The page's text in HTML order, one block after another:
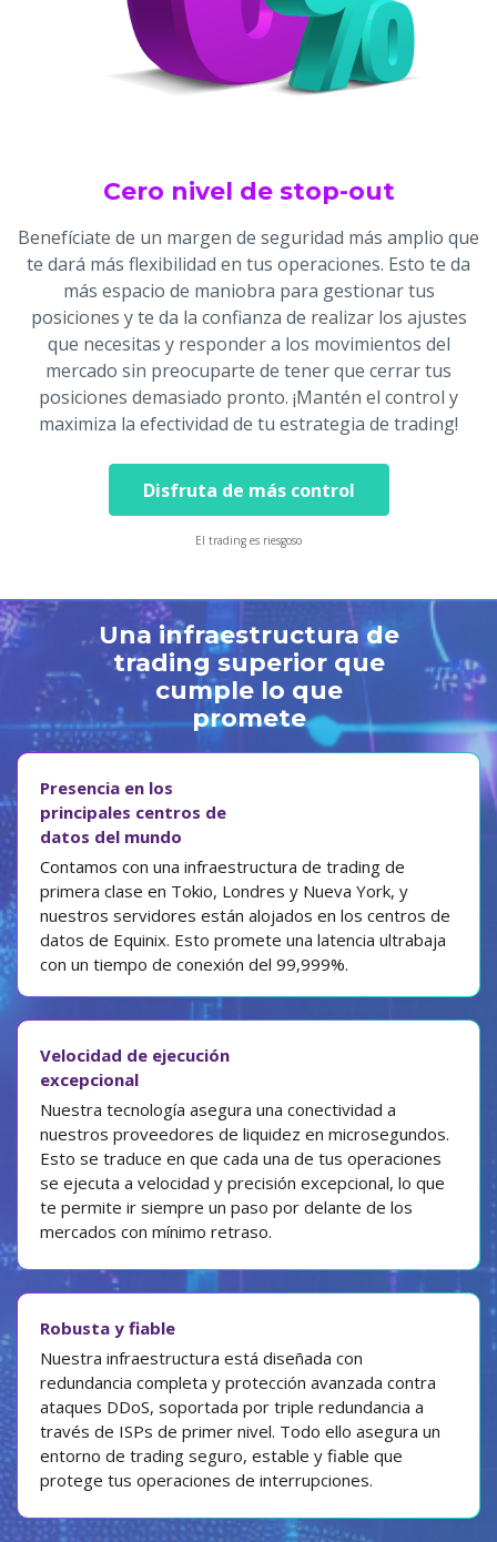
Cero nivel de stop-out
Benefíciate de un margen de seguridad más amplio que
te dará más flexibilidad en tus operaciones. Esto te da
más espacio de maniobra para gestionar tus
posiciones y te da la confianza de realizar los ajustes
que necesitas y responder a los movimientos del
mercado sin preocuparte de tener que cerrar tus
posiciones demasiado pronto. ¡Mantén el control y
maximiza la efectividad de tu estrategia de trading!
Disfruta de más control
El trading es riesgoso
Una infraestructura de
trading superior que
cumple lo que
promete
Presencia en los
principales centros de
datos del mundo
Contamos con una infraestructura de trading de
primera clase en Tokio, Londres y Nueva York, y
nuestros servidores están alojados en los centros de
datos de Equinix. Esto promete una latencia ultrabaja
con un tiempo de conexión del 99,999%.
Velocidad de ejecución
excepcional
Nuestra tecnología asegura una conectividad a
nuestros proveedores de liquidez en microsegundos.
Esto se traduce en que cada una de tus operaciones
se ejecuta a velocidad y precisión excepcional, lo que
te permite ir siempre un paso por delante de los
mercados con mínimo retraso.
Robusta y fiable
Nuestra infraestructura está diseñada con
redundancia completa y protección avanzada contra
ataques DDoS, soportada por triple redundancia a
través de ISPs de primer nivel. Todo ello asegura un
entorno de trading seguro, estable y fiable que
protege tus operaciones de interrupciones.